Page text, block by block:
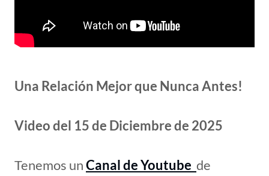
Una Relación Mejor que Nunca Antes!
Video del 15 de Diciembre de 2025
Tenemos unCanal deYoutube de